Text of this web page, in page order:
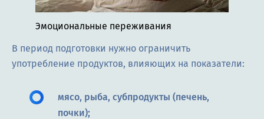
Эмоциональные переживания
В период подготовки нужно ограничить
употребление продуктов, влияющих на показатели:
мясо, рыба, субпродукты (печень,
почки);